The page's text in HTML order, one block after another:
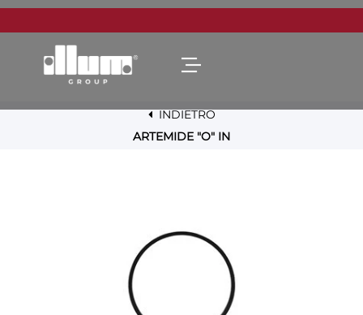
Open menu
INDIETRO
ARTEMIDE "O" IN